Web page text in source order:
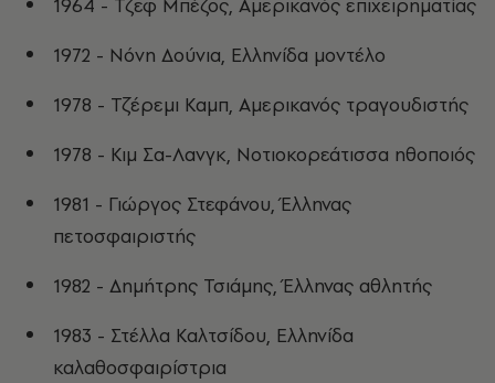
1964 - Τζεφ Μπέζος, Αμερικανός επιχειρηματίας
1972 - Νόνη Δούνια, Ελληνίδα μοντέλο
1978 - Τζέρεμι Καμπ, Αμερικανός τραγουδιστής
1978 - Κιμ Σα-Λανγκ, Νοτιοκορεάτισσα ηθοποιός
1981 - Γιώργος Στεφάνου, Έλληνας
πετοσφαιριστής
1982 - Δημήτρης Τσιάμης, Έλληνας αθλητής
1983 - Στέλλα Καλτσίδου, Ελληνίδα
καλαθοσφαιρίστρια